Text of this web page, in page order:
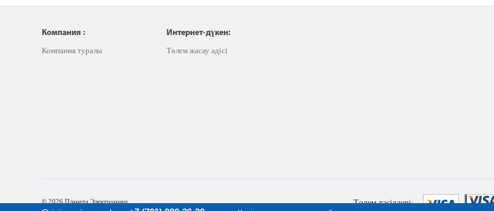
Компания :
Компания туралы
Интернет-дүкен:
Төлем жасау әдісі
© 2026 Планета Электроники Төлем тәсілдері: